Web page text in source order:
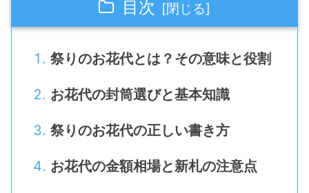
目次
祭りのお花代とは？その意味と役割
お花代の封筒選びと基本知識
祭りのお花代の正しい書き方
お花代の金額相場と新札の注意点